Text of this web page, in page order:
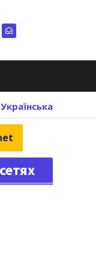
Українська